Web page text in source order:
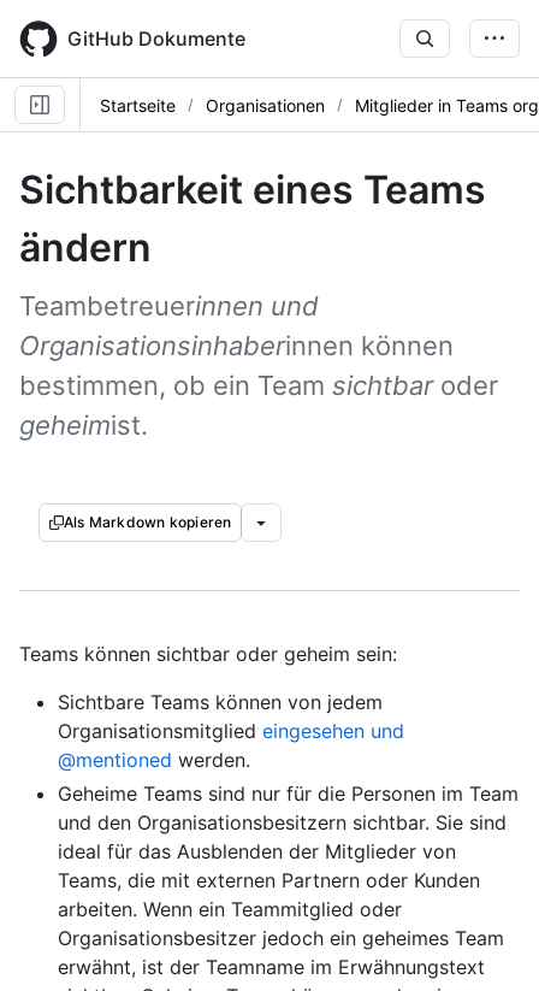
main
content
GitHub Dokumente
Startseite Organisationen Mitglieder in Teams
Sichtbarkeit eines Teams
ändern
Teambetreuerinnen und
Organisationsinhaberinnen können
bestimmen, ob ein Team sichtbaroder
geheimist.
Als Markdown kopieren
Teams können sichtbar oder geheim sein:
Sichtbare Teams können von jedem
Organisationsmitglied eingesehen und
@mentioned werden.
Geheime Teams sind nur für die Personen im Team
und den Organisationsbesitzern sichtbar. Sie sind
ideal für das Ausblenden der Mitglieder von
Teams, die mit externen Partnern oder Kunden
arbeiten. Wenn ein Teammitglied oder
Organisationsbesitzer jedoch ein geheimes Team
erwähnt, ist der Teamname im Erwähnungstext